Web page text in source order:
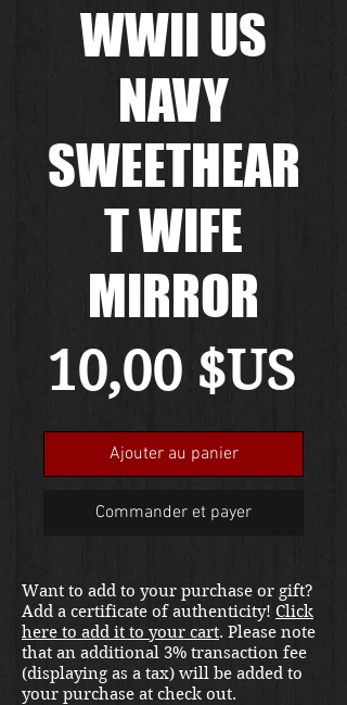
WWII US
NAVY
SWEETHEAR
T WIFE
MIRROR
10,00 $US
Ajouter au panier
Commander et payer
Want to add to your purchase or gift?
Add a certificate of authenticity! Click
here to add it to your cart. Please note
that an additional 3% transaction fee
(displaying as a tax) will be added to
your purchase at check out.